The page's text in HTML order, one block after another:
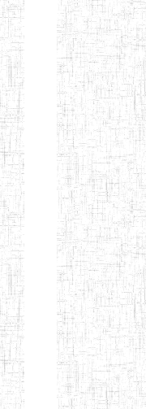
normal
ENI
Chercher:
Effacer
Type